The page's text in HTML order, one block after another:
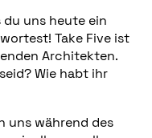
du uns heute ein
Take Five ist
Architekten.
Wie habt ihr
uns während des